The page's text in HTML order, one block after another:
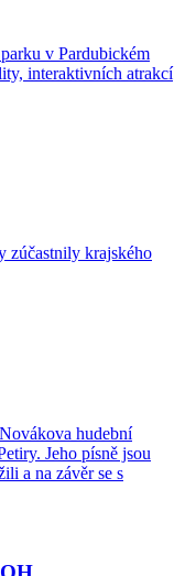
v Pardubickém
interaktivních atrakcí
zúčastnily krajského
hudební
Jeho písně jsou
a na závěr se s